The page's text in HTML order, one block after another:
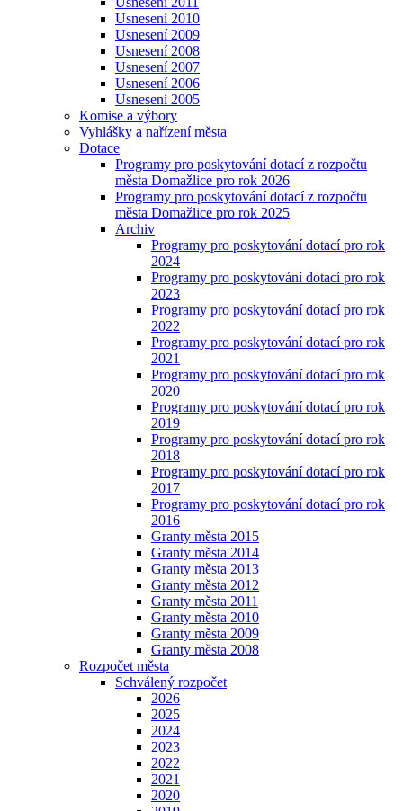
Usnesení 2010
Usnesení 2009
Usnesení 2008
Usnesení 2007
Usnesení 2006
Usnesení 2005
Komise a výbory
Vyhlášky a nařízení města
Dotace
Programy pro poskytování dotací z rozpočtu
města Domažlice pro rok 2026
Programy pro poskytování dotací z rozpočtu
města Domažlice pro rok 2025
Archiv
Programy pro poskytování dotací pro rok
2024
Programy pro poskytování dotací pro rok
2023
Programy pro poskytování dotací pro rok
2022
Programy pro poskytování dotací pro rok
2021
Programy pro poskytování dotací pro rok
2020
Programy pro poskytování dotací pro rok
2019
Programy pro poskytování dotací pro rok
2018
Programy pro poskytování dotací pro rok
2017
Programy pro poskytování dotací pro rok
2016
Granty města 2015
Granty města 2014
Granty města 2013
Granty města 2012
Granty města 2011
Granty města 2010
Granty města 2009
Granty města 2008
Rozpočet města
Schválený rozpočet
2026
2025
2024
2023
2022
2021
2020